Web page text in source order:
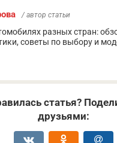
/ автор статьи
разных стран:
советы по выбору и
статья?
друзьями: